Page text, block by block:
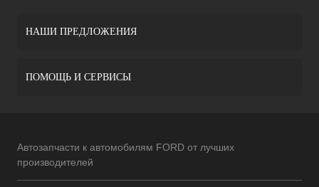
НАШИ ПРЕДЛОЖЕНИЯ
ПОМОЩЬ И СЕРВИСЫ
Автозапчасти к автомобилям FORD от лучших
производителей